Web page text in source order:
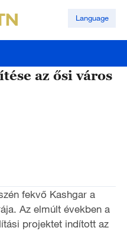
Language
az ősi város
fekvő Kashgar a
Az elmúlt években a
projektet indított az